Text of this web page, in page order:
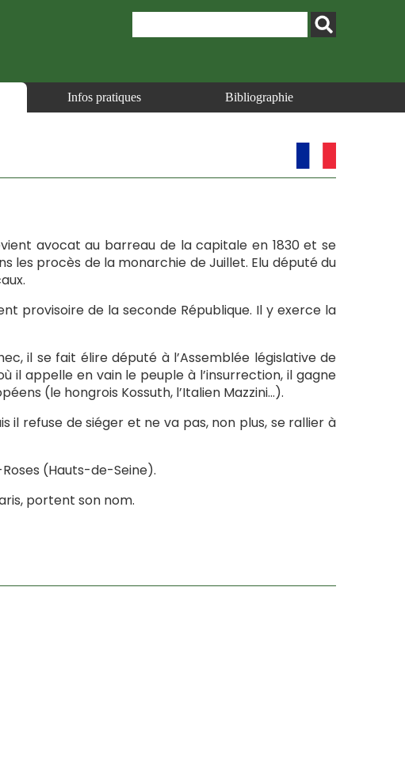
Infos pratiques Bibliographie
avocat au barreau de la capitale en 1830 et se
les procès de la monarchie de Juillet. Elu député du
provisoire de la seconde République. Il y exerce la
il se fait élire député à l’Assemblée législative de
il appelle en vain le peuple à l’insurrection, il gagne
(le hongrois Kossuth, l’Italien Mazzini…).
il refuse de siéger et ne va pas, non plus, se rallier à
(Hauts-de-Seine).
portent son nom.